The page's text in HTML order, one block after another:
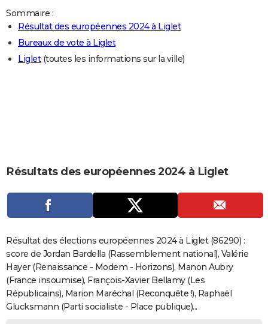
Guides de France
Escapades
Patrimoine
Expositions
Musées
Week-end nature
LIFESTYLE
Art de vivre
Bien-être
Loisirs
Mode
Modes de vie
CARTE DE VOEUX
Carte de Noël
Carte Bonne année
Carte Saint-Valentin
Carte Pâques
Carte d'anniversaire
DICTIONNAIRE
Dictionnaire
Biographies
Citations
Expressions
Proverbes
PROGRAMME TV
COPAINS D'AVANT
S'inscrire
Se connecter
Lycées
Collèges
Primaires
Universités
Entreprises
Service militaire
Avis de recherche
AVIS DE DÉCÈS
FORUM
Sommaire :
Résultat des européennes 2024 à Liglet
Bureaux de vote à Liglet
Liglet(toutes les informations sur la ville)
Résultats des européennes 2024 à Liglet
Résultat des élections européennes 2024 à Liglet (86290) :
score de Jordan Bardella (Rassemblement national), Valérie
Hayer (Renaissance - Modem - Horizons), Manon Aubry
(France insoumise), François-Xavier Bellamy (Les
Républicains), Marion Maréchal (Reconquête !), Raphaël
Glucksmann (Parti socialiste - Place publique)...